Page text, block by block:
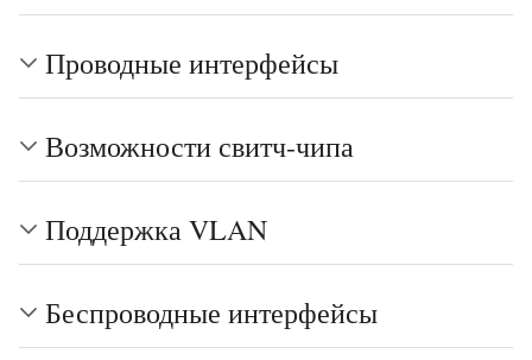
Проводные интерфейсы
Возможности свитч-чипа
Поддержка VLAN
Беспроводные интерфейсы